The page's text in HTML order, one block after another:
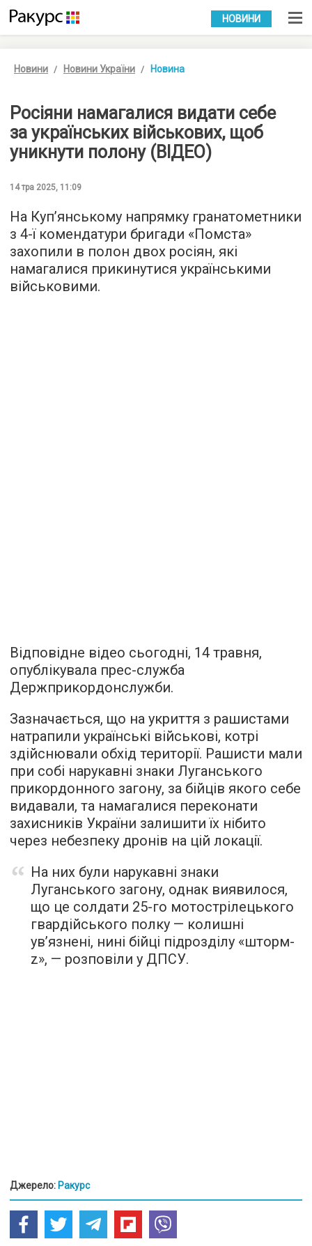
УКР РУС
НОВИНИ
Новини Новини України Новина
Росіяни намагалися видати себе
за українських військових, щоб
уникнути полону (ВІДЕО)
14 тра 2025, 11:09
На Куп’янському напрямку гранатометники
з 4-ї комендатури бригади «Помста»
захопили в полон двох росіян, які
намагалися прикинутися українськими
військовими.
Відповідне відео сьогодні, 14 травня,
опублікувала прес-служба
Держприкордонслужби.
Зазначається, що на укриття з рашистами
натрапили українські військові, котрі
здійснювали обхід території. Рашисти мали
при собі нарукавні знаки Луганського
прикордонного загону, за бійців якого себе
видавали, та намагалися переконати
захисників України залишити їх нібито
через небезпеку дронів на цій локації.
На них були нарукавні знаки
Луганського загону, однак виявилося,
що це солдати 25-го мотострілецького
гвардійського полку — колишні
ув’язнені, нині бійці підрозділу «шторм-
z», — розповіли у ДПСУ.
Джерело: Ракурс